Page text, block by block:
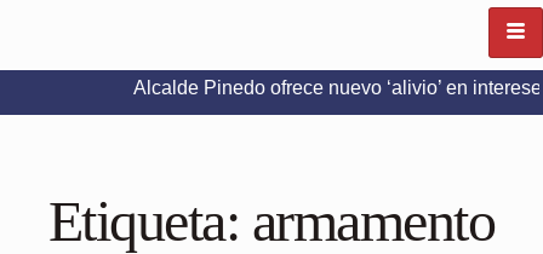
Alcalde Pinedo ofrece nuevo ‘alivio’ en intereses del
Etiqueta: armamento